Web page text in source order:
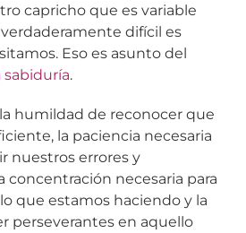
capricho que es variable
difícil es
Eso es asunto del
sabiduría.
humildad de reconocer que
la paciencia necesaria
nuestros errores y
concentración necesaria para
que estamos haciendo y la
perseverantes en aquello